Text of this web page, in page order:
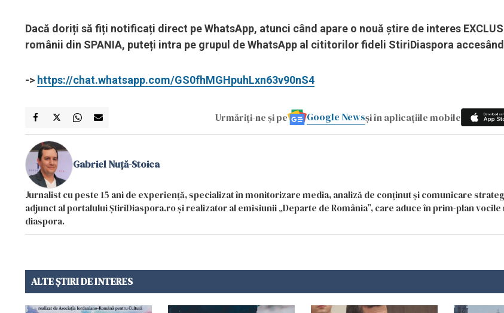
Dacă doriți să fiți notificați direct pe WhatsApp, atunci când apare o nouă știre de interes
românii din SPANIA, puteți intra pe grupul de WhatsApp al cititorilor fideli StiriDiaspora
-> https://chat.whatsapp.com/GS0fhMGHpuhLxn63v90nS4
Urmăriți-ne și pe Google Newsși în aplicațiile mobile
Gabriel Nuță-Stoica
Jurnalist cu peste 15 ani de experiență, specializat în monitorizare media, analiză de conținut și comunicare
adjunct al portalului ȘtiriDiaspora.ro și realizator al emisiunii „Departe de România”, care aduce în prim-plan
diaspora.
ALTE ȘTIRI DE INTERES